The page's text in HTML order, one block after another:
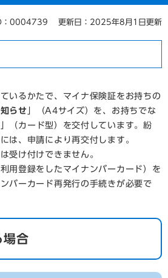
：0004739 更新日：2025年8月1日更新
いるかたで、マイナ保険証をお持ちの
らせ 」（A4サイズ）を、お持ちでな
」（カード型）を交付しています。紛
は、申請により再交付します。
受け付けできません。
用登録をしたマイナンバーカード）を
バーカード再発行の手続きが必要で
場合